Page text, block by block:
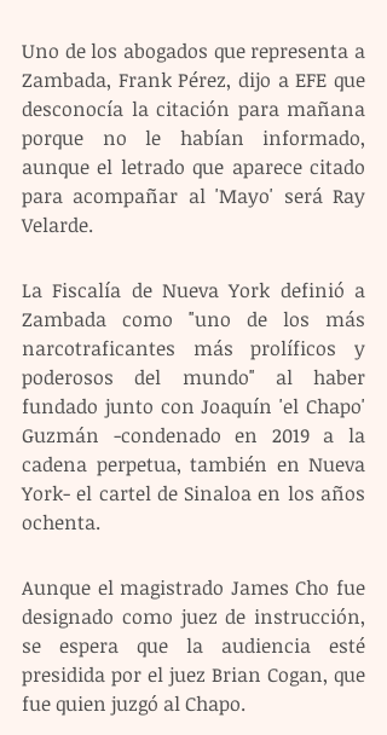
Uno de los abogados que representa a
Zambada, Frank Pérez, dijo a EFE que
desconocía la citación para mañana
porque no le habían informado,
aunque el letrado que aparece citado
para acompañar al 'Mayo' será Ray
Velarde.
La Fiscalía de Nueva York definió a
Zambada como "uno de los más
narcotraficantes más prolíficos y
poderosos del mundo" al haber
fundado junto con Joaquín 'el Chapo'
Guzmán -condenado en 2019 a la
cadena perpetua, también en Nueva
York- el cartel de Sinaloa en los años
ochenta.
Aunque el magistrado James Cho fue
designado como juez de instrucción,
se espera que la audiencia esté
presidida por el juez Brian Cogan, que
fue quien juzgó al Chapo.